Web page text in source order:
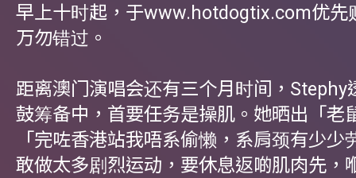
早上十时起，于www.hotdogtix.com优先
万勿错过。
距离澳门演唱会还有三个月时间，Stephy
鼓筹备中，首要任务是操肌。她晒出「老
「完咗香港站我唔系偷懒，系肩颈有少少
敢做太多剧烈运动，要休息返啲肌肉先，